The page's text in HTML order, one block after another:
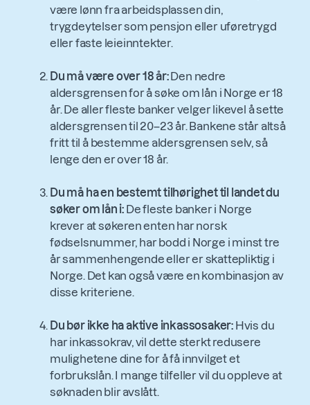
være lønn fra arbeidsplassen din,
trygdeytelser som pensjon eller uføretrygd
eller faste leieinntekter.
Du må være over 18 år:Den nedre
aldersgrensen for å søke om lån i Norge er 18
år. De aller fleste banker velger likevel å sette
aldersgrensen til 20–23 år. Bankene står altså
fritt til å bestemme aldersgrensen selv, så
lenge den er over 18 år.
Du må ha en bestemt tilhørighet til landet du
søker om lån i: De fleste banker i Norge
krever at søkeren enten har norsk
fødselsnummer, har bodd i Norge i minst tre
år sammenhengende eller er skattepliktig i
Norge. Det kan også være en kombinasjon av
disse kriteriene.
Du bør ikke ha aktive inkassosaker: Hvis du
har inkassokrav, vil dette sterkt redusere
mulighetene dine for å få innvilget et
forbrukslån. I mange tilfeller vil du oppleve at
søknaden blir avslått.